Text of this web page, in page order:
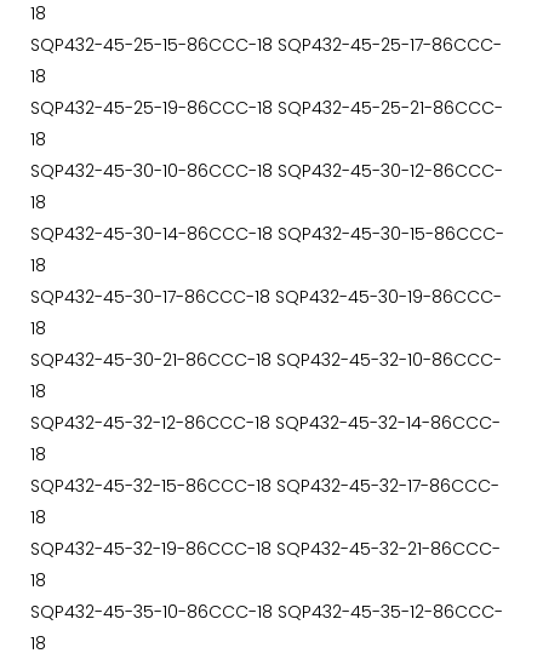
18
SQP432-45-25-15-86CCC-18 SQP432-45-25-17-86CCC-
18
SQP432-45-25-19-86CCC-18 SQP432-45-25-21-86CCC-
18
SQP432-45-30-10-86CCC-18 SQP432-45-30-12-86CCC-
18
SQP432-45-30-14-86CCC-18 SQP432-45-30-15-86CCC-
18
SQP432-45-30-17-86CCC-18 SQP432-45-30-19-86CCC-
18
SQP432-45-30-21-86CCC-18 SQP432-45-32-10-86CCC-
18
SQP432-45-32-12-86CCC-18 SQP432-45-32-14-86CCC-
18
SQP432-45-32-15-86CCC-18 SQP432-45-32-17-86CCC-
18
SQP432-45-32-19-86CCC-18 SQP432-45-32-21-86CCC-
18
SQP432-45-35-10-86CCC-18 SQP432-45-35-12-86CCC-
18